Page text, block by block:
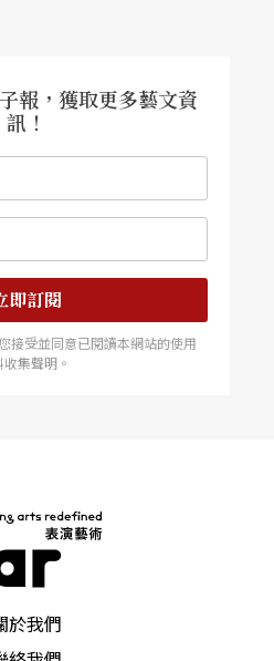
。（廖俊逞） 許常惠回顧展 巴
文化週」參展 過世已逾五年的音樂家許
早期策動台灣的「民歌採集運動」，對振興
」 議題回歸創作本體 延續文建會分別於一
年、一九九九年舉辦的兩屆「現代劇場研討
十月七日到九日舉行。今年研討內容 回
體，兩大主軸：理論與實務全面研討、台
的大家發表專題演講，詳細議程洽台大網站
~theatre/。 （廖俊逞）
芭蕾天后西薇．姬蘭編作獨舞《莎
報，獲取更多藝文資
訊！
即訂閱
接受並同意已閱讀本網站的使用
集聲明。
於我們